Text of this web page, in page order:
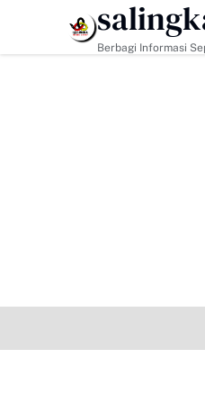
HEADLINE
Berbagi Informasi